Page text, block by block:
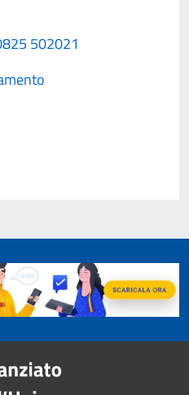
502021